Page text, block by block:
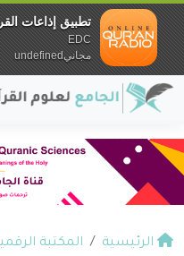
الرئيسية المكتبة
تطبيق إذاعات
EDC
مجانيundefined